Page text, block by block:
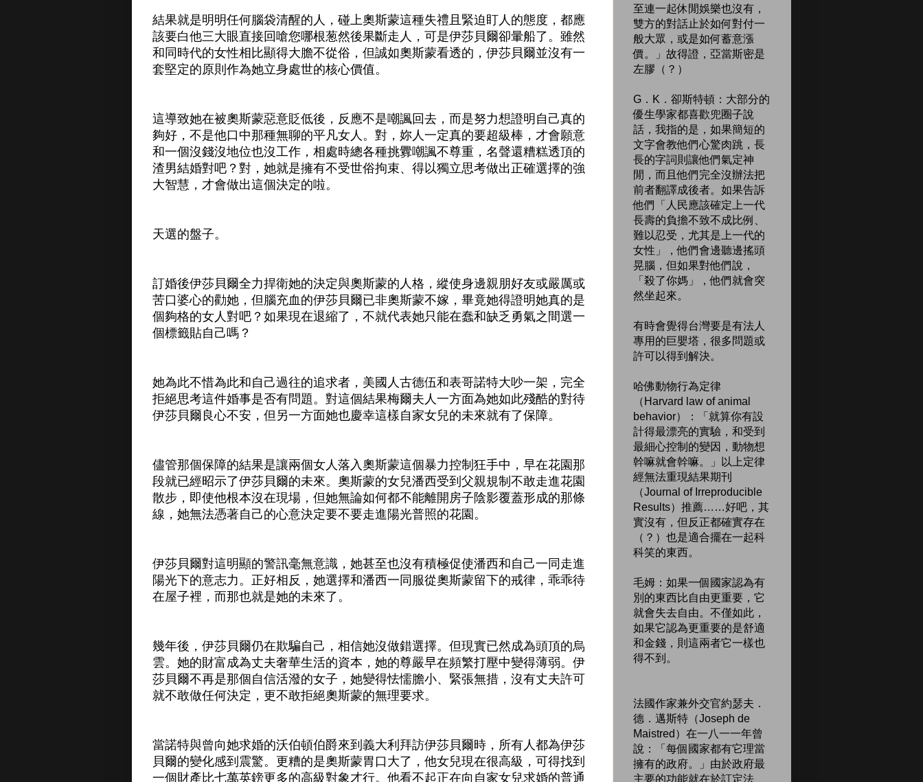
結果就是明明任何腦袋清醒的人，碰上奧斯蒙這種失禮且緊迫盯人的態度，都應
該要白他三大眼直接回嗆您哪根葱然後果斷走人，可是伊莎貝爾卻暈船了。雖然
和同時代的女性相比顯得大膽不從俗，但誠如奧斯蒙看透的，伊莎貝爾並沒有一
套堅定的原則作為她立身處世的核心價值。
這導致她在被奧斯蒙惡意貶低後，反應不是嘲諷回去，而是努力想證明自己真的
夠好，不是他口中那種無聊的平凡女人。對，妳人一定真的要超級棒，才會願意
和一個沒錢沒地位也沒工作，相處時總各種挑釁嘲諷不尊重，名聲還糟糕透頂的
渣男結婚對吧？對，她就是擁有不受世俗拘束、得以獨立思考做出正確選擇的強
大智慧，才會做出這個決定的啦。
天選的盤子。
訂婚後伊莎貝爾全力捍衛她的決定與奧斯蒙的人格，縱使身邊親朋好友或嚴厲或
苦口婆心的勸她，但腦充血的伊莎貝爾已非奧斯蒙不嫁，畢竟她得證明她真的是
個夠格的女人對吧？如果現在退縮了，不就代表她只能在蠢和缺乏勇氣之間選一
個標籤貼自己嗎？
她為此不惜為此和自己過往的追求者，美國人古德伍和表哥諾特大吵一架，完全
拒絕思考這件婚事是否有問題。對這個結果梅爾夫人一方面為她如此殘酷的對待
伊莎貝爾良心不安，但另一方面她也慶幸這樣自家女兒的未來就有了保障。
儘管那個保障的結果是讓兩個女人落入奧斯蒙這個暴力控制狂手中，早在花園那
段就已經昭示了伊莎貝爾的未來。奧斯蒙的女兒潘西受到父親規制不敢走進花園
散步，即使他根本沒在現場，但她無論如何都不能離開房子陰影覆蓋形成的那條
線，她無法憑著自己的心意決定要不要走進陽光普照的花園。
伊莎貝爾對這明顯的警訊毫無意識，她甚至也沒有積極促使潘西和自己一同走進
陽光下的意志力。正好相反，她選擇和潘西一同服從奧斯蒙留下的戒律，乖乖待
在屋子裡，而那也就是她的未來了。
幾年後，伊莎貝爾仍在欺騙自己，相信她沒做錯選擇。但現實已然成為頭頂的烏
雲。她的財富成為丈夫奢華生活的資本，她的尊嚴早在頻繁打壓中變得薄弱。伊
莎貝爾不再是那個自信活潑的女子，她變得怯懦膽小、緊張無措，沒有丈夫許可
就不敢做任何決定，更不敢拒絕奧斯蒙的無理要求。
當諾特與曾向她求婚的沃伯頓伯爵來到義大利拜訪伊莎貝爾時，所有人都為伊莎
貝爾的變化感到震驚。更糟的是奧斯蒙胃口大了，他女兒現在很高級，可得找到
一個財產比七萬英鎊更多的高級對象才行。他看不起正在向自家女兒求婚的普通
至連一起休閒娛樂也沒有，
雙方的對話止於如何對付一
般大眾，或是如何蓄意漲
價。」故得證，亞當斯密是
左膠（？）
G．K．卻斯特頓：大部分的
優生學家都喜歡兜圈子說
話，我指的是，如果簡短的
文字會教他們心驚肉跳，長
長的字詞則讓他們氣定神
閒，而且他們完全沒辦法把
前者翻譯成後者。如果告訴
他們「人民應該確定上一代
長壽的負擔不致不成比例、
難以忍受，尤其是上一代的
女性」，他們會邊聽邊搖頭
晃腦，但如果對他們說，
「殺了你媽」，他們就會突
然坐起來。
有時會覺得台灣要是有法人
專用的巨嬰塔，很多問題或
許可以得到解決。
哈佛動物行為定律
（Harvard law of animal
behavior）：「就算你有設
計得最漂亮的實驗，和受到
最細心控制的變因，動物想
幹嘛就會幹嘛。」以上定律
經無法重現結果期刊
（Journal of Irreproducible
Results）推薦……好吧，其
實沒有，但反正都確實存在
（？）也是適合擺在一起科
科笑的東西。
毛姆：如果一個國家認為有
別的東西比自由更重要，它
就會失去自由。不僅如此，
如果它認為更重要的是舒適
和金錢，則這兩者它一樣也
得不到。
法國作家兼外交官約瑟夫．
德．邁斯特（Joseph de
Maistred）在一八一一年曾
說：「每個國家都有它理當
擁有的政府。」由於政府最
主要的功能就在於訂定法